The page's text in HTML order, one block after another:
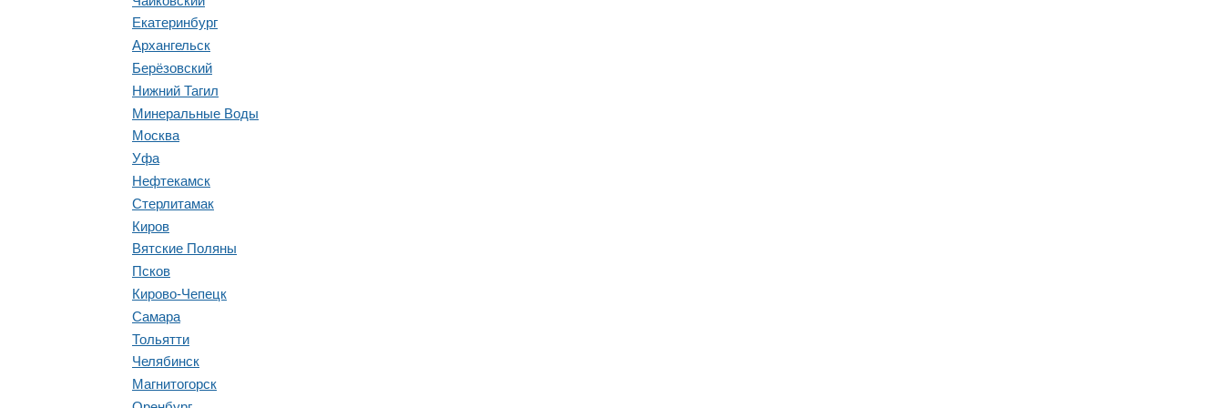
Екатеринбург
Архангельск
Берёзовский
Нижний Тагил
Минеральные Воды
Москва
Уфа
Нефтекамск
Стерлитамак
Киров
Вятские Поляны
Псков
Кирово-Чепецк
Самара
Тольятти
Челябинск
Магнитогорск